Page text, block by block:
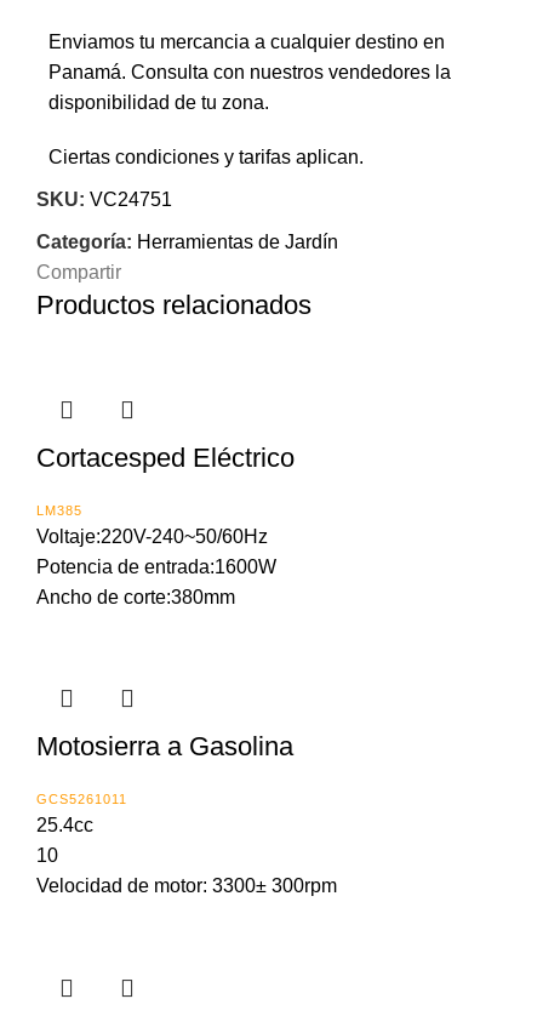
Enviamos tu mercancia a cualquier destino en
Panamá. Consulta con nuestros vendedores la
disponibilidad de tu zona.
Ciertas condiciones y tarifas aplican.
SKU: VC24751
Categoría: Herramientas de Jardín
Compartir
Productos relacionados
Cortacesped Eléctrico
LM385
Voltaje:220V-240~50/60Hz
Potencia de entrada:1600W
Ancho de corte:380mm
Motosierra a Gasolina
GCS5261011
25.4cc
10
Velocidad de motor: 3300± 300rpm